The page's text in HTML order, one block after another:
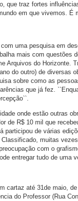
que traz fortes
em que vivemos.
uma pesquisa em
mais com questões
Arquivos do Horizonte.
do outro) de diversas
sobre como as
que já fez.
onde estão outras
de R$ 10 mil que
participou de várias
muitas
com o
entregar tudo de uma
cartaz até 31de maio,
do Professor (Rua